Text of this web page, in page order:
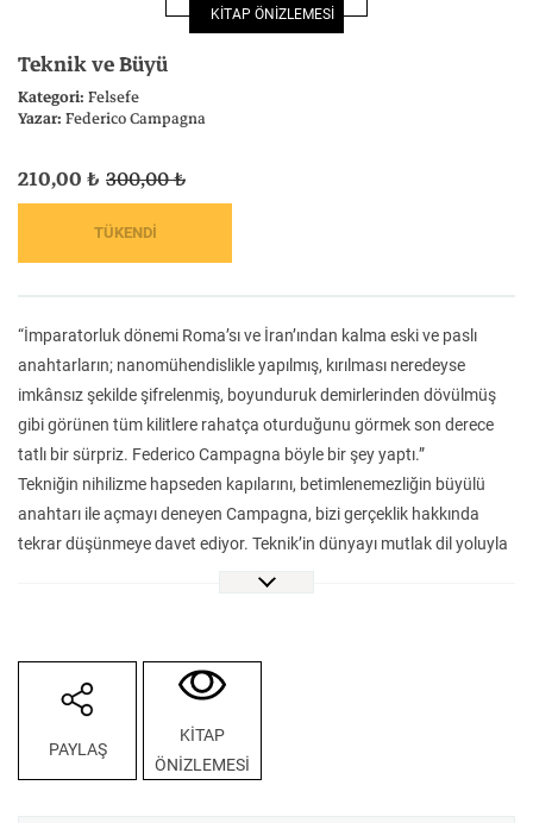
Felsefe Kesişimler
İnsan ve Toplum
Klasik Bilim
KİTAP ÖNİZLEMESİ
Teknik ve Büyü
Kategori:Felsefe
Yazar:Federico Campagna
“İmparatorluk dönemi Roma’sı ve İran’ından kalma eski ve paslı
anahtarların; nanomühendislikle yapılmış, kırılması neredeyse
imkânsız şekilde şifrelenmiş, boyunduruk demirlerinden dövülmüş
gibi görünen tüm kilitlere rahatça oturduğunu görmek son derece
tatlı bir sürpriz. Federico Campagna böyle bir şey yaptı.”
Tekniğin nihilizme hapseden kapılarını, betimlenemezliğin büyülü
anahtarı ile açmayı deneyen Campagna, bizi gerçeklik hakkında
tekrar düşünmeye davet ediyor. Teknik’in dünyayı mutlak dil yoluyla
ele geçirme girişimi, gerçekliğimizin temellerini sarsıyor, anlam
çıkış yolunun güncel siyaset ve ekonomi tartışmalarından çok daha
derinlerde yattığını gösteriyor. Heidegger, Jünger ve Stirner’den;
İbnü’l-Arabî, Sühreverdî ve Molla Sadra’ya uzanan derinliklerde
çözüm arayan Campagna, büyüyü varoluşun kalbindeki
betimlenemezlik kavramının çevresinde dünyayı yeniden inşa etme
210,00 ₺ 300,00 ₺
PAYLAŞ
KİTAP
ÖNİZLEMESİ